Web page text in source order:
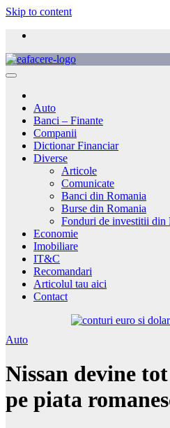
Skip to content
Auto
Banci – Finante
Companii
Dictionar Financiar
Diverse
Articole
Comunicate
Banci din Romania
Burse din Romania
Fonduri de investitii din
Economie
Imobiliare
IT&C
Recomandari
Articolul tau aici
Contact
Auto
Nissan devine
pe piata